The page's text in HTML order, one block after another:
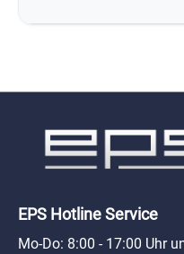
EPS Hotline Service
Mo-Do: 8:00 - 17:00 Uhr